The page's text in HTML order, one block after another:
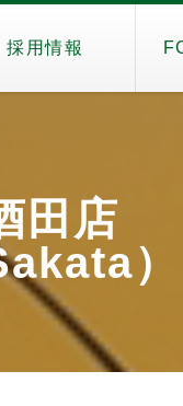
採用情報
田店
）